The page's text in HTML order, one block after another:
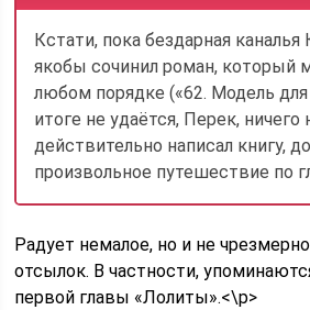
Кстати, пока бездарная каналья
якобы сочинил роман, который
любом порядке («62. Модель для
итоге не удаётся, Перек,
действительно написал книгу,
произвольное путешествие по
Радует немалое, но и не
отсылок. В частности,
первой главы «Лолиты».<\p>